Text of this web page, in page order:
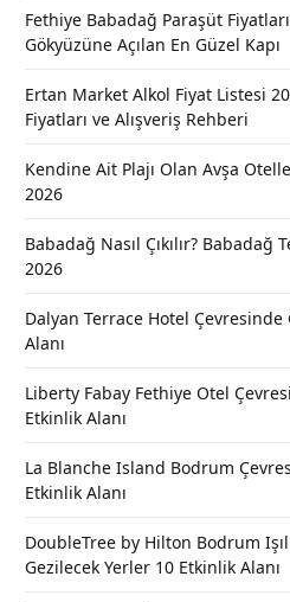
Fethiye Babadağ Paraşüt
Gökyüzüne Açılan En Güzel Kapı
Ertan Market Alkol Fiyat Listesi
Fiyatları ve Alışveriş Rehberi
Kendine Ait Plajı Olan Avşa
2026
Babadağ Nasıl Çıkılır?
2026
Dalyan Terrace Hotel
Alanı
Liberty Fabay Fethiye Otel
Etkinlik Alanı
La Blanche Island Bodrum
Etkinlik Alanı
DoubleTree by Hilton Bodrum
Gezilecek Yerler 10 Etkinlik Alanı